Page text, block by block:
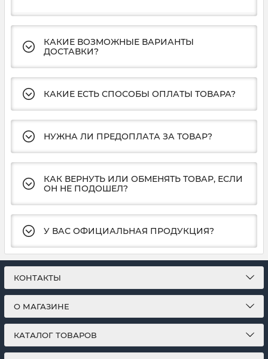
КАКИЕ ВОЗМОЖНЫЕ ВАРИАНТЫ
ДОСТАВКИ?
КАКИЕ ЕСТЬ СПОСОБЫ ОПЛАТЫ ТОВАРА?
НУЖНА ЛИ ПРЕДОПЛАТА ЗА ТОВАР?
КАК ВЕРНУТЬ ИЛИ ОБМЕНЯТЬ ТОВАР, ЕСЛИ
ОН НЕ ПОДОШЕЛ?
У ВАС ОФИЦИАЛЬНАЯ ПРОДУКЦИЯ?
КОНТАКТЫ
О МАГАЗИНЕ
КАТАЛОГ ТОВАРОВ